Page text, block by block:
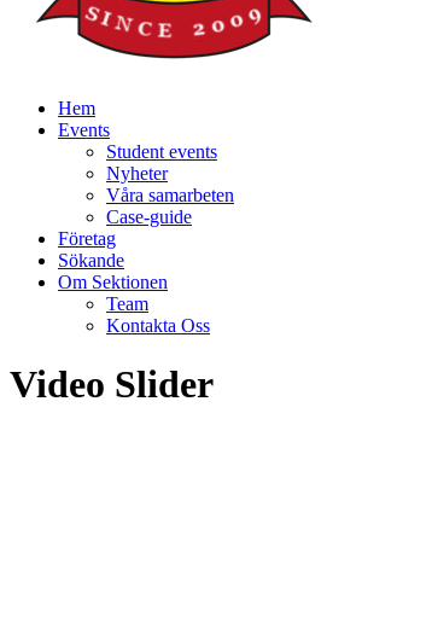
Hem
Events
Student events
Nyheter
Våra samarbeten
Case-guide
Företag
Sökande
Om Sektionen
Team
Kontakta Oss
Video Slider